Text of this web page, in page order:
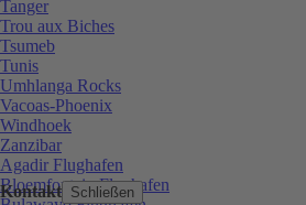
Kontakt Schließen
Tanger
Trou aux Biches
Tsumeb
Tunis
Umhlanga Rocks
Vacoas-Phoenix
Windhoek
Zanzibar
Agadir Flughafen
Bloemfontein Flughafen